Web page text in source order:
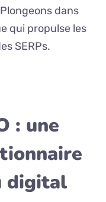
dans
qui propulse les
SERPs.
: une
digital